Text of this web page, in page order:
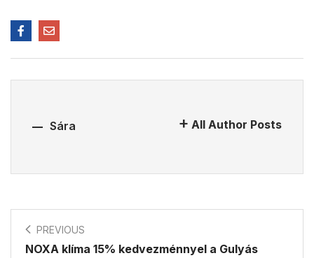
Sára All Author Posts
PREVIOUS
NOXA klíma 15% kedvezménnyel a Gulyás